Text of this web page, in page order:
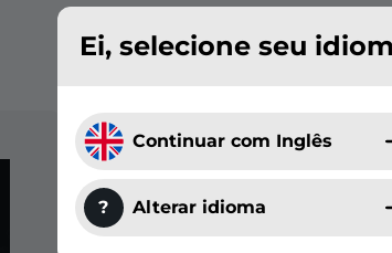
Ei, selecione seu
Continuar com Inglês
? Alterar idioma